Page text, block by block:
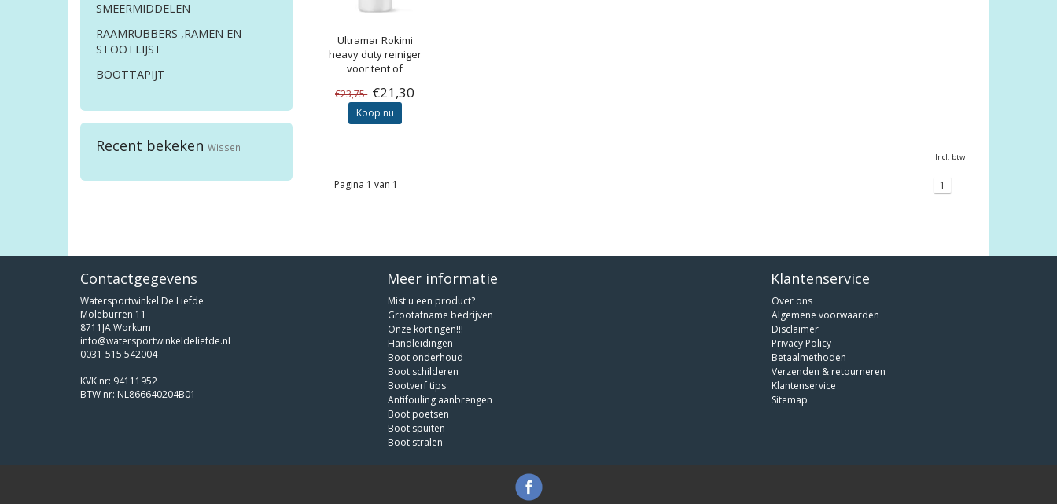
SMEERMIDDELEN
RAAMRUBBERS ,RAMEN EN
STOOTLIJST
BOOTTAPIJT
Recent bekeken Wissen
UltramarRokimi
heavy duty reiniger
voor tent of
€23,75 €21,30
Koop nu
Incl. btw
Pagina 1 van 1 1
Contactgegevens
Watersportwinkel De Liefde
Moleburren 11
8711JA Workum
info@watersportwinkeldeliefde.nl
0031-515 542004
KVK nr: 94111952
BTW nr: NL866640204B01
Meer informatie
Mist u een product?
Grootafname bedrijven
Onze kortingen!!!
Handleidingen
Boot onderhoud
Boot schilderen
Bootverf tips
Antifouling aanbrengen
Boot poetsen
Boot spuiten
Boot stralen
Klantenservice
Over ons
Algemene voorwaarden
Disclaimer
Privacy Policy
Betaalmethoden
Verzenden & retourneren
Klantenservice
Sitemap